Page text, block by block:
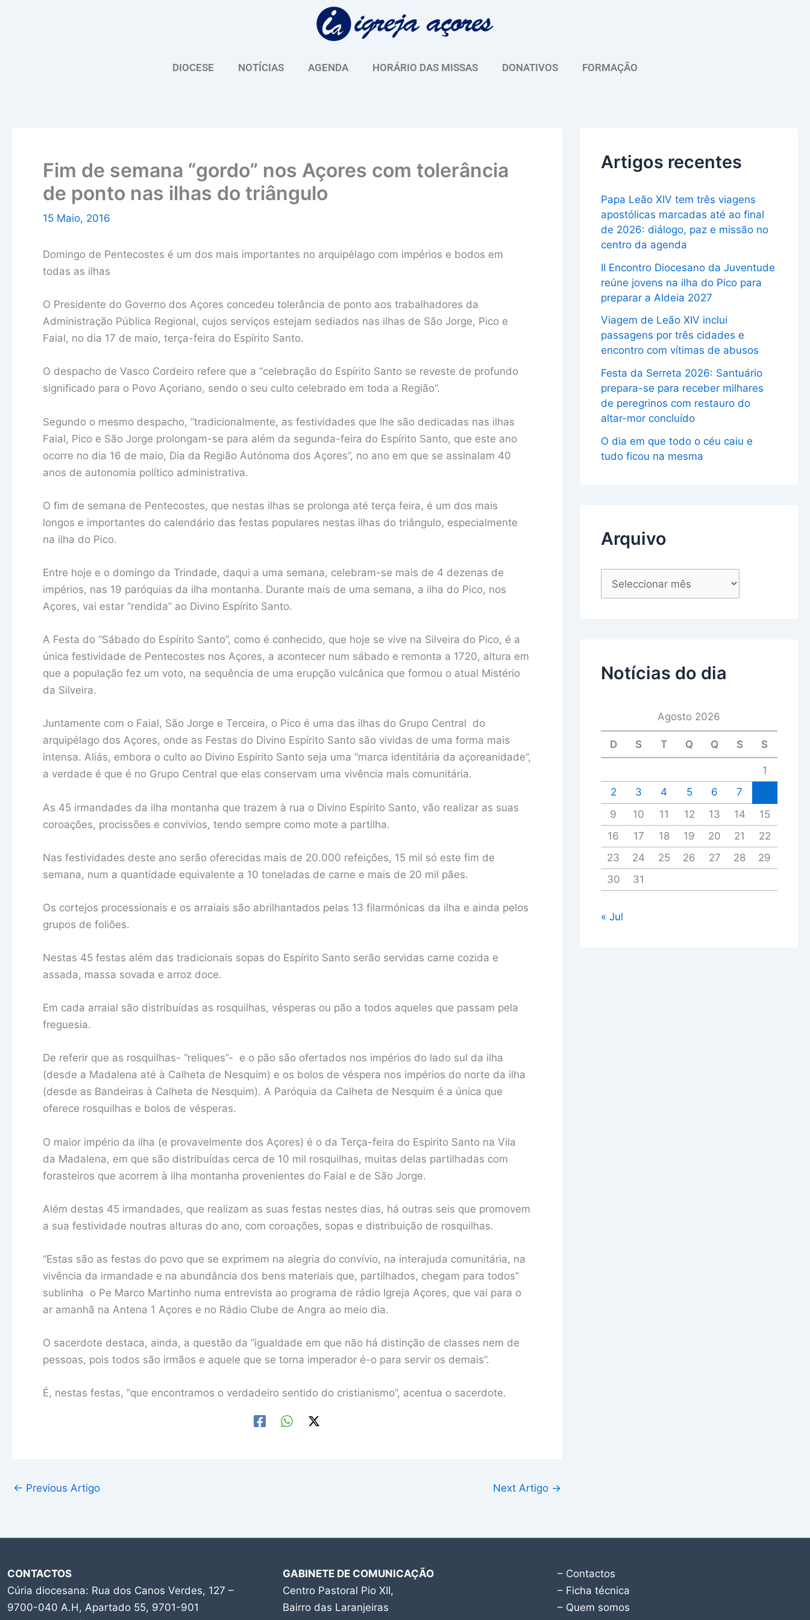
DIOCESE NOTÍCIAS AGENDA HORÁRIO DAS MISSAS DONATIVOS FORMAÇÃO
Fim de semana “gordo” nos Açores com tolerância
de ponto nas ilhas do triângulo
15 Maio, 2016
Domingo de Pentecostes é um dos mais importantes no arquipélago com impérios e bodos em
todas as ilhas
O Presidente do Governo dos Açores concedeu tolerância de ponto aos trabalhadores da
Administração Pública Regional, cujos serviços estejam sediados nas ilhas de São Jorge, Pico e
Faial, no dia 17 de maio, terça-feira do Espírito Santo.
O despacho de Vasco Cordeiro refere que a “celebração do Espírito Santo se reveste de profundo
significado para o Povo Açoriano, sendo o seu culto celebrado em toda a Região”.
Segundo o mesmo despacho, “tradicionalmente, as festividades que lhe são dedicadas nas ilhas
Faial, Pico e São Jorge prolongam-se para além da segunda-feira do Espírito Santo, que este ano
ocorre no dia 16 de maio, Dia da Região Autónoma dos Açores”, no ano em que se assinalam 40
anos de autonomia político administrativa.
O fim de semana de Pentecostes, que nestas ilhas se prolonga até terça feira, é um dos mais
longos e importantes do calendário das festas populares nestas ilhas do triângulo, especialmente
na ilha do Pico.
Entre hoje e o domingo da Trindade, daqui a uma semana, celebram-se mais de 4 dezenas de
impérios, nas 19 paróquias da ilha montanha. Durante mais de uma semana, a ilha do Pico, nos
Açores, vai estar “rendida” ao Divino Espírito Santo.
A Festa do “Sábado do Espírito Santo”, como é conhecido, que hoje se vive na Silveira do Pico, é a
única festividade de Pentecostes nos Açores, a acontecer num sábado e remonta a 1720, altura em
que a população fez um voto, na sequência de uma erupção vulcânica que formou o atual Mistério
da Silveira.
Juntamente com o Faial, São Jorge e Terceira, o Pico é uma das ilhas do Grupo Central do
arquipélago dos Açores, onde as Festas do Divino Espírito Santo são vividas de uma forma mais
intensa. Aliás, embora o culto ao Divino Espirito Santo seja uma “marca identitária da açoreanidade”,
a verdade é que é no Grupo Central que elas conservam uma vivência mais comunitária.
As 45 irmandades da ilha montanha que trazem à rua o Divino Espírito Santo, vão realizar as suas
coroações, procissões e convívios, tendo sempre como mote a partilha.
Nas festividades deste ano serão oferecidas mais de 20.000 refeições, 15 mil só este fim de
semana, num a quantidade equivalente a 10 toneladas de carne e mais de 20 mil pães.
Os cortejos processionais e os arraiais são abrilhantados pelas 13 filarmónicas da ilha e ainda pelos
grupos de foliões.
Nestas 45 festas além das tradicionais sopas do Espírito Santo serão servidas carne cozida e
assada, massa sovada e arroz doce.
Em cada arraial são distribuídas as rosquilhas, vésperas ou pão a todos aqueles que passam pela
freguesia.
De referir que as rosquilhas- “reliques”- e o pão são ofertados nos impérios do lado sul da ilha
(desde a Madalena até à Calheta de Nesquim) e os bolos de véspera nos impérios do norte da ilha
(desde as Bandeiras à Calheta de Nesquim). A Paróquia da Calheta de Nesquim é a única que
oferece rosquilhas e bolos de vésperas.
O maior império da ilha (e provavelmente dos Açores) é o da Terça-feira do Espirito Santo na Vila
da Madalena, em que são distribuídas cerca de 10 mil rosquilhas, muitas delas partilhadas com
forasteiros que acorrem à ilha montanha provenientes do Faial e de São Jorge.
Além destas 45 irmandades, que realizam as suas festas nestes dias, há outras seis que promovem
a sua festividade noutras alturas do ano, com coroações, sopas e distribuição de rosquilhas.
“Estas são as festas do povo que se exprimem na alegria do convívio, na interajuda comunitária, na
vivência da irmandade e na abundância dos bens materiais que, partilhados, chegam para todos”
sublinha o Pe Marco Martinho numa entrevista ao programa de rádio Igreja Açores, que vai para o
ar amanhã na Antena 1 Açores e no Rádio Clube de Angra ao meio dia.
O sacerdote destaca, ainda, a questão da “igualdade em que não há distinção de classes nem de
pessoas, pois todos são irmãos e aquele que se torna imperador é-o para servir os demais”.
É, nestas festas, “que encontramos o verdadeiro sentido do cristianismo”, acentua o sacerdote.
← Previous Artigo Next Artigo →
Artigos recentes
Papa Leão XIV tem três viagens
apostólicas marcadas até ao final
de 2026: diálogo, paz e missão no
centro da agenda
II Encontro Diocesano da Juventude
reúne jovens na ilha do Pico para
preparar a Aldeia 2027
Viagem de Leão XIV inclui
passagens por três cidades e
encontro com vítimas de abusos
Festa da Serreta 2026: Santuário
prepara-se para receber milhares
de peregrinos com restauro do
altar-mor concluído
O dia em que todo o céu caiu e
tudo ficou na mesma
Arquivo
u
Notícias do dia
Agosto 2026
D S T Q Q S S
1
2
3 4 5 6 7
9
10 11 12 13 14
15
16
17 18 19 20 21
22
23
24 25 26 27 28
29
30
31
« Jul
CONTACTOS
Cúria diocesana: Rua dos Canos Verdes, 127 –
9700-040 A.H, Apartado 55, 9701-901
GABINETE DE COMUNICAÇÃO
Centro Pastoral Pio XII,
Bairro das Laranjeiras
– Contactos
– Ficha técnica
– Quem somos